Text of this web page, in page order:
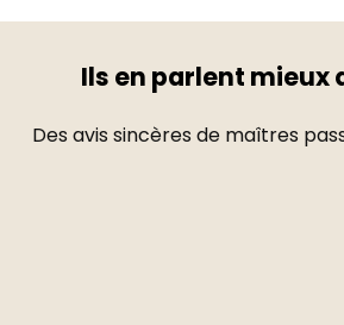
Ils en parlent mieux
Des avis sincères de maîtres